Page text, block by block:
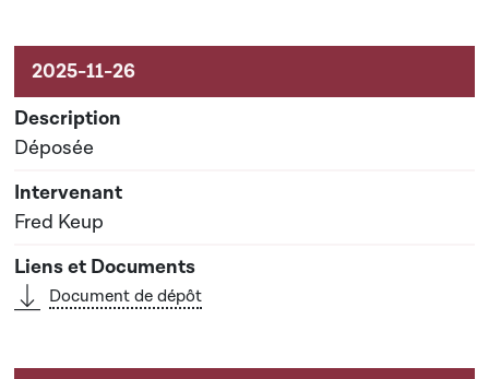
Activités liées au dossier
Déposée
Fred Keup
Document de dépôt